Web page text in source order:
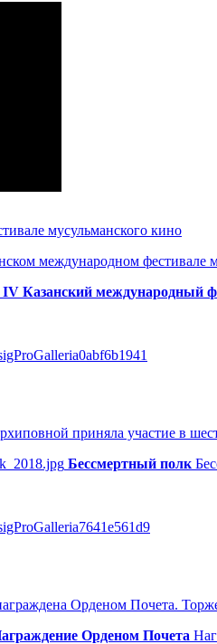
мусульманского кино
международном фестивале
IV Казанский международный
приняла участие в
Бессмертный полк
Орденом Почета.
Орденом Почета